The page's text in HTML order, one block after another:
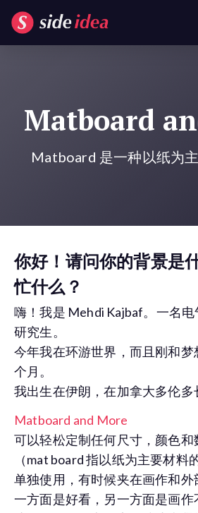
Matboard
Matboard 是一种以纸为
你好！请问你的背景是
忙什么？
嗨！我是 Mehdi Kajbaf。一名
研究生。
今年我在环游世界，而且刚和
个月。
我出生在伊朗，在加拿大多伦多
Matboard and More
可以轻松定制任何尺寸，颜色和
（mat board 指以纸为主要材料
单独使用，有时候夹在画作和外
一方面是好看，另一方面是画作